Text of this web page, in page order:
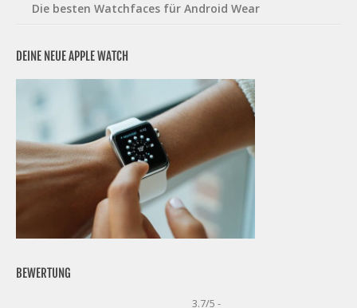
Die besten Watchfaces für Android Wear
DEINE NEUE APPLE WATCH
BEWERTUNG
3.7/5 -